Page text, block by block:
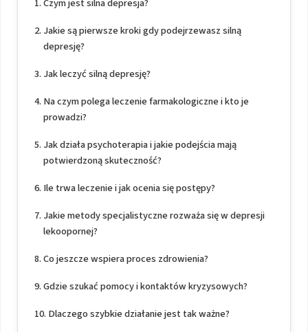
Czym jest silna depresja?
Jakie są pierwsze kroki gdy podejrzewasz silną
depresję?
Jak leczyć silną depresję?
Na czym polega leczenie farmakologiczne i kto je
prowadzi?
Jak działa psychoterapia i jakie podejścia mają
potwierdzoną skuteczność?
Ile trwa leczenie i jak ocenia się postępy?
Jakie metody specjalistyczne rozważa się w depresji
lekoopornej?
Co jeszcze wspiera proces zdrowienia?
Gdzie szukać pomocy i kontaktów kryzysowych?
Dlaczego szybkie działanie jest tak ważne?